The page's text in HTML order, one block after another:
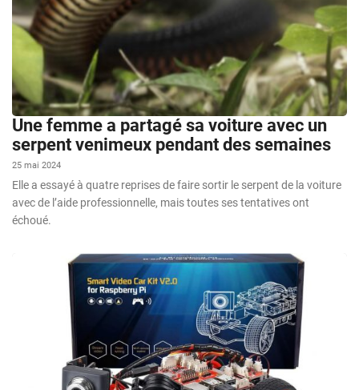
Une femme a partagé sa voiture avec un
serpent venimeux pendant des semaines
25 mai 2024
Elle a essayé à quatre reprises de faire sortir le serpent de la voiture
avec de l’aide professionnelle, mais toutes ses tentatives ont
échoué.